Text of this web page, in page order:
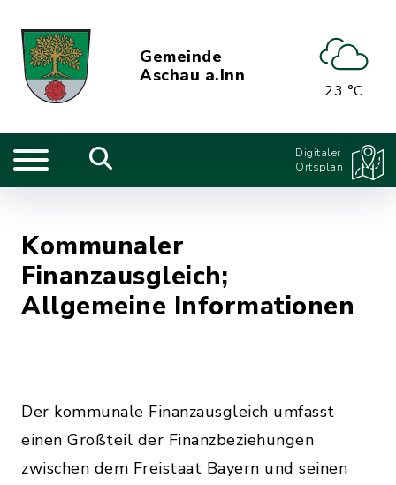
Gemeinde
Aschau a.Inn
23 °C
Digitaler
Ortsplan
Kommunaler
Finanzausgleich;
Allgemeine Informationen
Der kommunale Finanzausgleich umfasst
einen Großteil der Finanzbeziehungen
zwischen dem Freistaat Bayern und seinen